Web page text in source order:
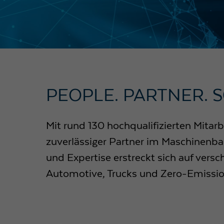
PEOPLE. PARTNER.
Mit rund 130 hochqualifizierten
zuverlässiger Partner im
und Expertise erstreckt sich auf
Automotive, Trucks und Zero-